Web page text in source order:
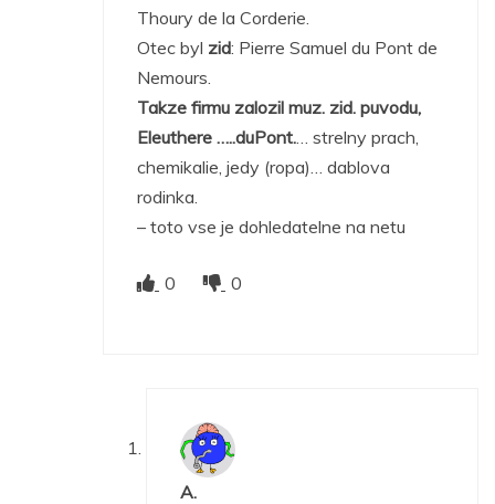
Thoury de la Corderie.
Otec byl zid: Pierre Samuel du Pont de
Nemours.
Takze firmu zalozil muz. zid. puvodu,
Eleuthere …..duPont. … strelny prach,
chemikalie, jedy (ropa)… dablova
rodinka.
– toto vse je dohledatelne na netu
0 0
A.